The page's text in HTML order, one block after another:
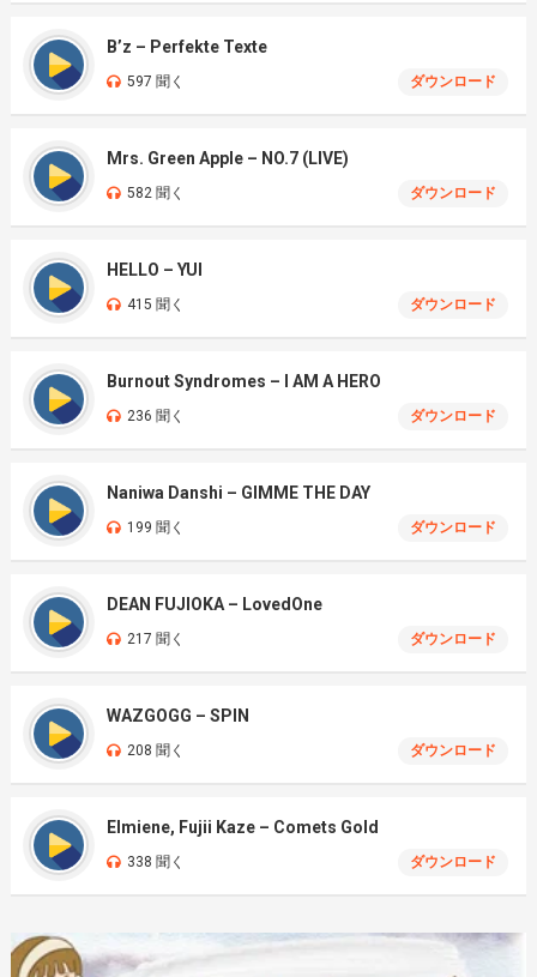
B’z – Perfekte Texte
597 聞く ダウンロード
Mrs. Green Apple – NO.7 (LIVE)
582 聞く ダウンロード
HELLO – YUI
415 聞く ダウンロード
Burnout Syndromes – I AM A HERO
236 聞く ダウンロード
Naniwa Danshi – GIMME THE DAY
199 聞く ダウンロード
DEAN FUJIOKA – LovedOne
217 聞く ダウンロード
WAZGOGG – SPIN
208 聞く ダウンロード
Elmiene, Fujii Kaze – Comets Gold
338 聞く ダウンロード